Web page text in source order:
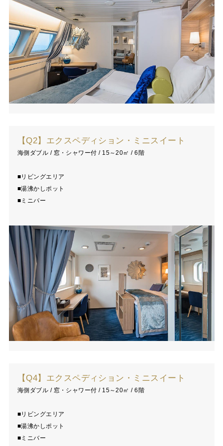
【Q2】エクスペディション・ミニスイート
海側ダブル / 窓・シャワー付 / 15～20㎡ / 6階
■リビングエリア
■湯沸かしポット
■ミニバー
【Q4】エクスペディション・ミニスイート
海側ダブル / 窓・シャワー付 / 15～20㎡ / 6階
■リビングエリア
■湯沸かしポット
■ミニバー